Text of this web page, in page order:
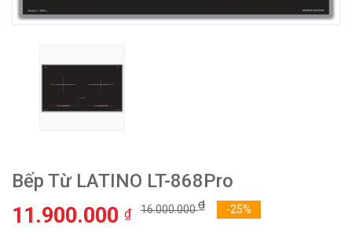
Bếp Từ LATINO LT-868Pro
11.900.000 ₫ 16.000.000₫ -25%